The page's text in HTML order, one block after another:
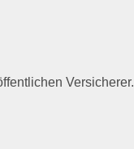
Versicherer.